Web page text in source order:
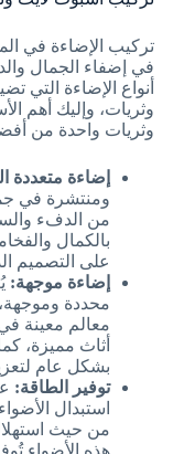
تركيب الإضاءة في
في إضفاء الجمال
أنواع الإضاءة التي
وثريات، وإليك أهم
وثريات واحدة من
إضاءة متعددة
ومنتشرة في
من الدفء
بالكمال
على التصميم
إضاءة موجهة:
محددة وموجهة،
معالم معينة
أثاث مميزة،
بشكل عام
توفير الطاقة:
من حيث
هذه الأضواء